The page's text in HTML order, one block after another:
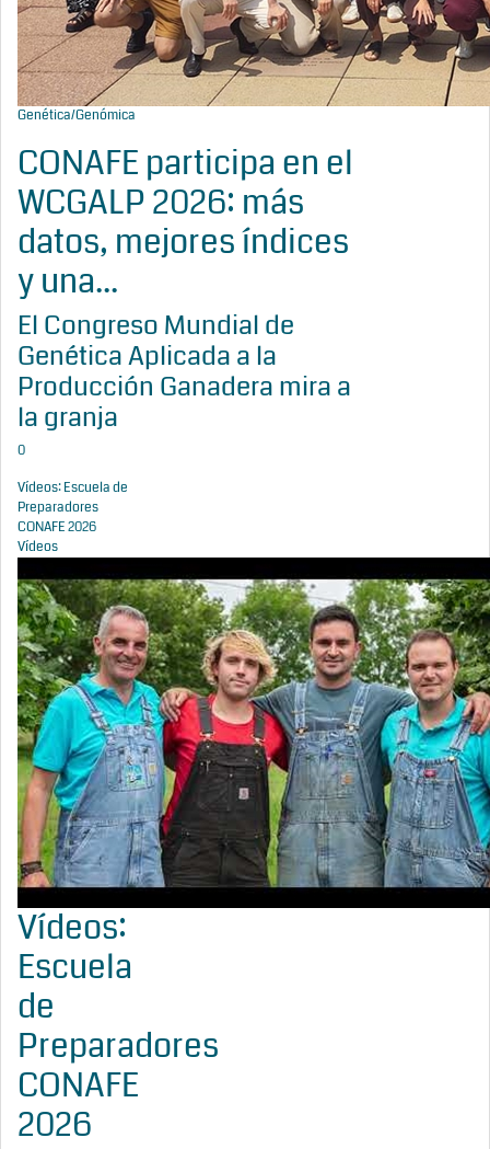
Genética/Genómica
CONAFE participa en el
WCGALP 2026: más
datos, mejores índices
y una...
El Congreso Mundial de
Genética Aplicada a la
Producción Ganadera mira a
la granja
0
Vídeos: Escuela de
Preparadores
CONAFE 2026
Vídeos
Vídeos:
Escuela
de
Preparadores
CONAFE
2026